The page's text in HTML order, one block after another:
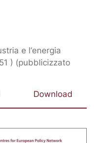
e l‘energia
) (pubblicizzato
Download